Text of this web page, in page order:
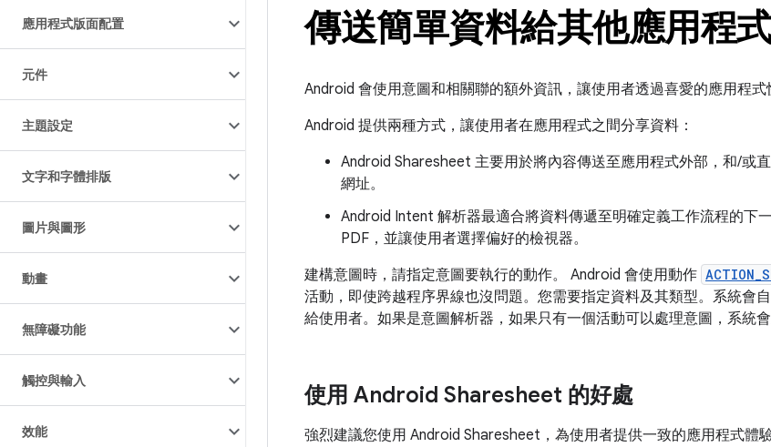
應用程式版面配置
元件
主題設定
文字和字體排版
圖片與圖形
動畫
無障礙功能
觸控與輸入
效能
傳送簡單資料給其他應用程
Android 會使用意圖和相關聯的額外資訊，讓使用者透過喜愛的應用程式
Android 提供兩種方式，讓使用者在應用程式之間分享資料：
Android Sharesheet 主要用於將內容傳送至應用程式外部，和/或
網址。
Android Intent 解析器最適合將資料傳遞至明確定義工作流程的下
PDF，並讓使用者選擇偏好的檢視器。
建構意圖時，請指定意圖要執行的動作。 Android 會使用動作
活動，即使跨越程序界線也沒問題。您需要指定資料及其類型。系統會
給使用者。如果是意圖解析器，如果只有一個活動可以處理意圖，系統會
使用 Android Sharesheet 的好處
強烈建議您使用 Android Sharesheet，為使用者提供一致的應用程式體